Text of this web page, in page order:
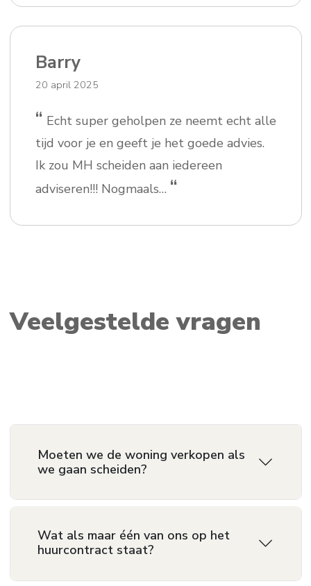
Barry
20 april 2025
“ Echt super geholpen ze neemt echt alle
tijd voor je en geeft je het goede advies.
Ik zou MH scheiden aan iedereen
adviseren!!! Nogmaals… “
Veelgestelde vragen
Moeten we de woning verkopen als
we gaan scheiden?
Wat als maar één van ons op het
huurcontract staat?